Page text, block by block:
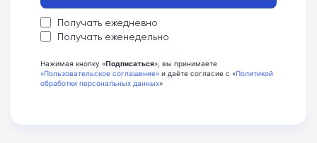
Получать ежедневно
Получать еженедельно
Нажимая кнопку «Подписаться», вы принимаете
«Пользовательское соглашение» и даёте согласие с «Политикой
обработки персональных данных»